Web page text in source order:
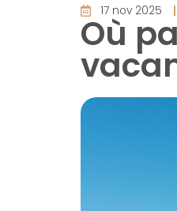
17 nov 2025
Où